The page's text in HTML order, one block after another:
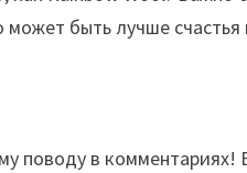
быть лучше
поводу в